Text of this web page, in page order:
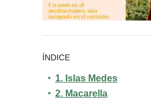
ÍNDICE
1.Islas Medes
2.Macarella